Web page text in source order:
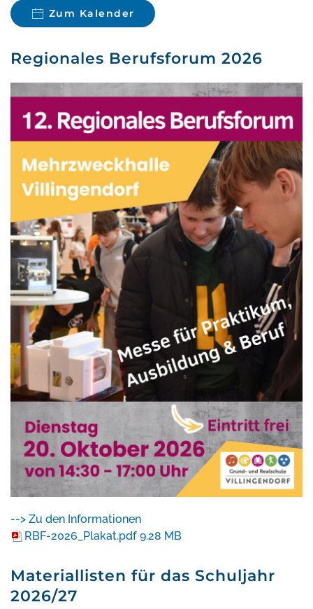
Zum Kalender
Regionales Berufsforum 2026
--> Zu den Informationen
RBF-2026_Plakat.pdf 9.28 MB
Materiallisten für das Schuljahr
2026/27